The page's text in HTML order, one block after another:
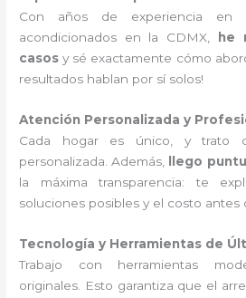
Con años de experiencia en
acondicionados en la CDMX,
he
casos y sé exactamente cómo
resultados hablan por sí solos!
Atención Personalizada y
Cada hogar es único, y trato
personalizada. Además,
llego
la máxima transparencia: te
soluciones posibles y el costo antes
Tecnología y Herramientas de
Trabajo con herramientas
originales. Esto garantiza que el